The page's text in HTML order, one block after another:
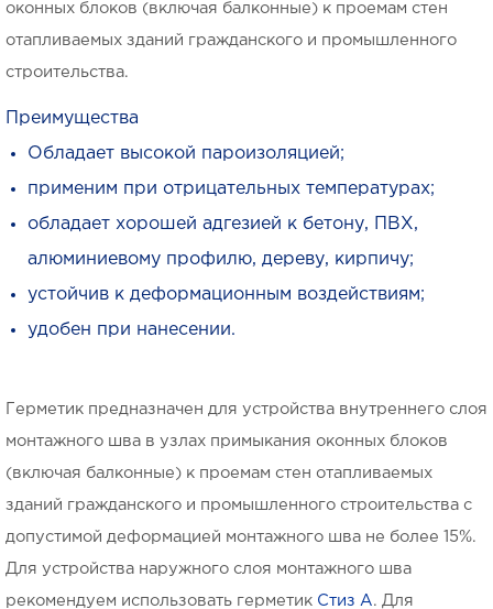
оконных блоков (включая балконные) к проемам стен
отапливаемых зданий гражданского и промышленного
строительства.
Преимущества
Обладает высокой пароизоляцией;
применим при отрицательных температурах;
обладает хорошей адгезией к бетону, ПВХ,
алюминиевому профилю, дереву, кирпичу;
устойчив к деформационным воздействиям;
удобен при нанесении.
Герметик предназначен для устройства внутреннего слоя
монтажного шва в узлах примыкания оконных блоков
(включая балконные) к проемам стен отапливаемых
зданий гражданского и промышленного строительства с
допустимой деформацией монтажного шва не более 15%.
Для устройства наружного слоя монтажного шва
рекомендуем использовать герметик Стиз А. Для